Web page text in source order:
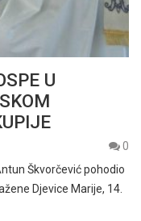
U
0
Škvorčević pohodio
Djevice Marije, 14.